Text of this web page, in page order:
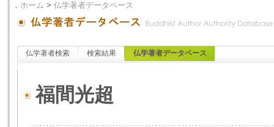
． ホーム > 仏学著者データベース
仏学著者検索 検索結果 仏学著者データベース
福間光超